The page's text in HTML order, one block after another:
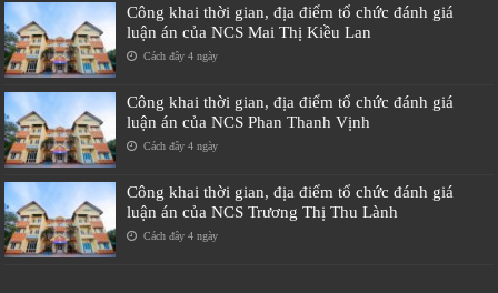
Công khai thời gian, địa điểm tổ chức đánh giá
luận án của NCS Mai Thị Kiều Lan
Cách đây 4 ngày
Công khai thời gian, địa điểm tổ chức đánh giá
luận án của NCS Phan Thanh Vịnh
Cách đây 4 ngày
Công khai thời gian, địa điểm tổ chức đánh giá
luận án của NCS Trương Thị Thu Lành
Cách đây 4 ngày